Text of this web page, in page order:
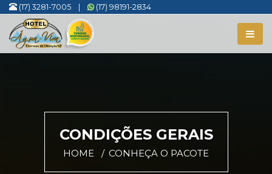
(17) 3281-7005 (17) 98191-2834
CONDIÇÕES GERAIS
HOME CONHEÇA O PACOTE